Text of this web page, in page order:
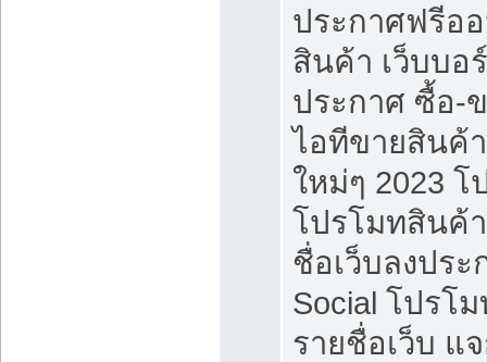
ประกาศฟรีอ
สินค้า เว็บบอ
ประกาศ ซื้อ-
ไอทีขายสินค้
ใหม่ๆ 2023
โปรโมทสินค้
ชื่อเว็บลงปร
Social โปรโ
รายชื่อเว็บ แ